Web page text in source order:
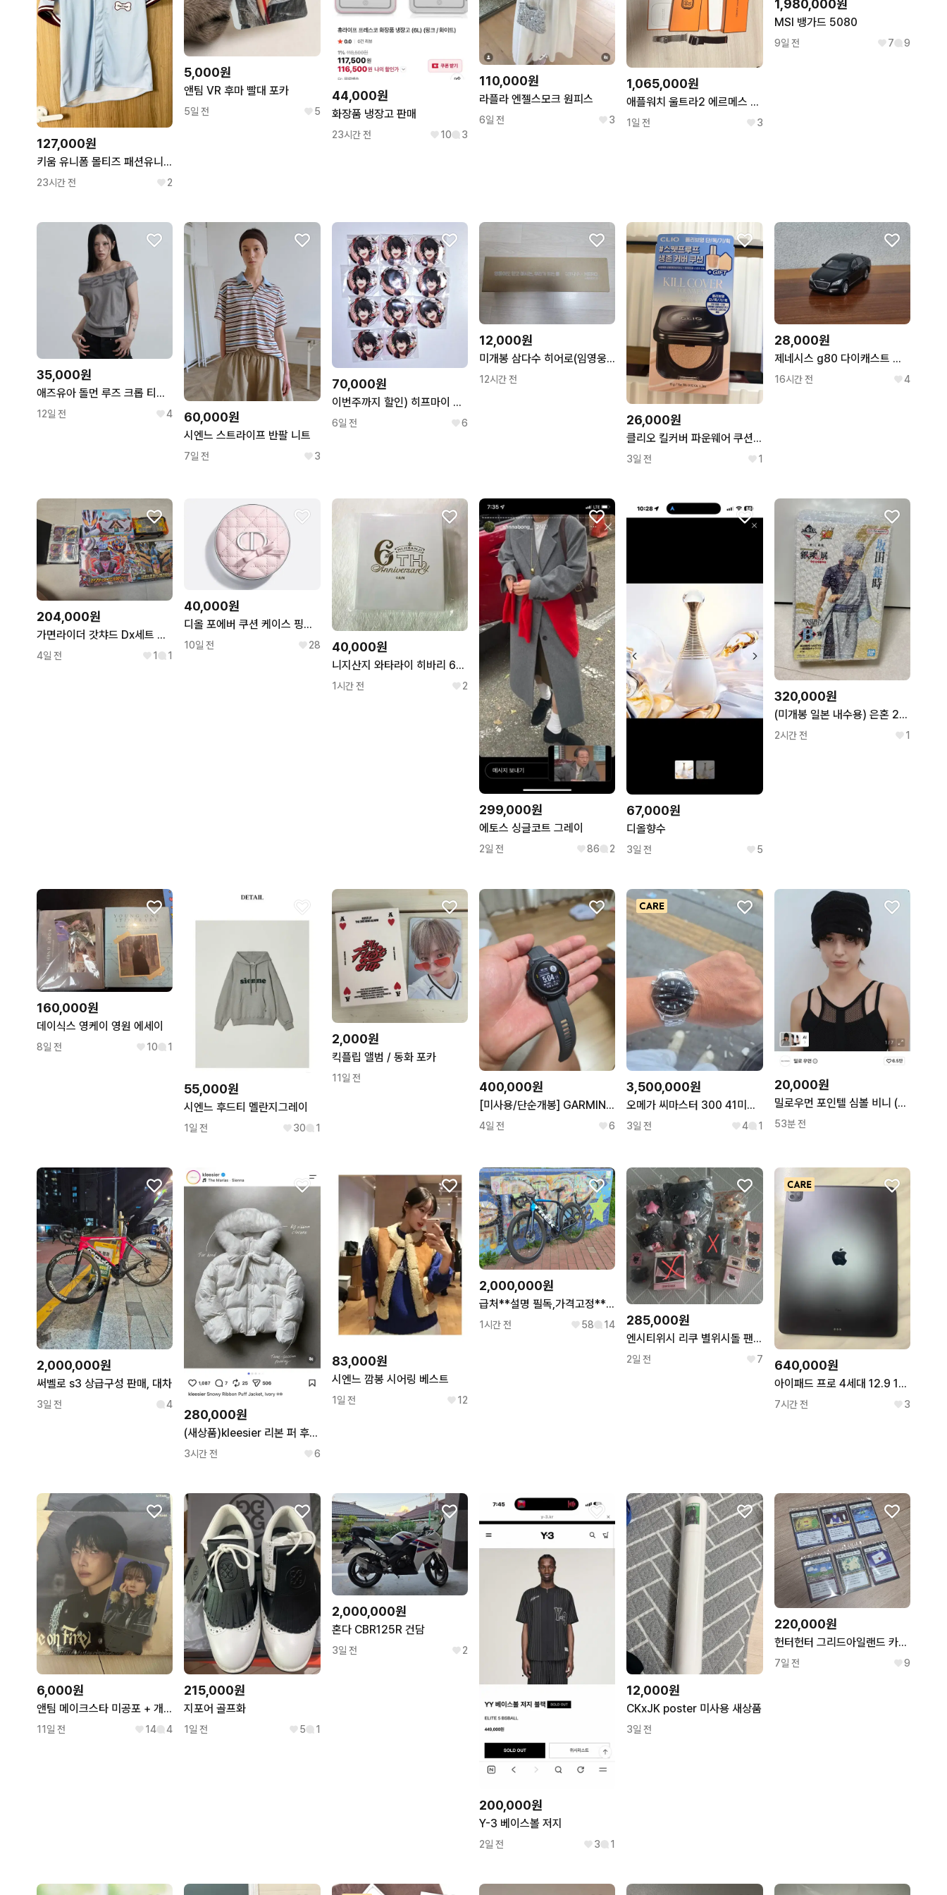
127,000원
키움 유니폼 몰티즈 패션유니폼 2XL
23시간 전 2
5,000원
앤팀 VR 후마 빨대 포카
5일 전 5
44,000원
화장품 냉장고 판매
23시간 전 10 3
110,000원
라플라 엔젤스모크 원피스
6일 전 3
1,065,000원
애플워치 울트라2 에르메스 에디션
1일 전 3
1,980,000원
MSI 뱅가드 5080
9일 전 7 9
35,000원
애즈유아 돌먼 루즈 크롭 티셔츠 다크 그레이
12일 전 4 60,000원
시엔느 스트라이프 반팔 니트
7일 전 3
70,000원
이번주까지 할인) 히프마이 이치로 플라바1 캔뱃지
6일 전 6
12,000원
미개봉 삼다수 히어로(임영웅) 포스터 팝니다.
12시간 전
26,000원
클리오 킬커버 파운웨어 쿠션 21N 리넨
3일 전 1
28,000원
제네시스 g80 다이캐스트 국산미니카
16시간 전 4
204,000원
가면라이더 갓챠드 Dx세트 및 케미 65종
4일 전 1 1
40,000원
디올 포에버 쿠션 케이스 핑크보우
10일 전 28 40,000원
니지산지 와타라이 히바리 6주년 로켓 팬던트 펜던트
1시간 전 2
299,000원
에토스 싱글코트 그레이
2일 전 86 2
67,000원
디올향수
3일 전 5
320,000원
(미개봉 일본 내수용) 은혼 20주년 제일복권 쿠지 b상 긴토키 팝니다~
2시간 전 1
160,000원
데이식스 영케이 영원 에세이
8일 전 10 1
55,000원
시엔느 후드티 멜란지그레이
1일 전 30 1
2,000원
킥플립 앨범 / 동화 포카
11일 전
400,000원
[미사용/단순개봉] GARMIN 가민 디센트 G1
4일 전 6
3,500,000원
오메가 씨마스터 300 41미리 2세대 검정
3일 전 4 1
20,000원
밀로우먼 포인텔 심볼 비니 (블랙)
53분 전
2,000,000원
써벨로 s3 상급구성 판매, 대차
3일 전 4
280,000원
(새상품)kleesier 리본 퍼 후드 패딩 아이보리
3시간 전 6
83,000원
시엔느 깜봉 시어링 베스트
1일 전 12
2,000,000원
급처**설명 필독,가격고정**트렉 에몬다 SL5 2021 급처합니다
1시간 전 58 14 285,000원
엔시티위시 리쿠 별위시돌 팬라이트 클리커 말랑 키링 카드스티커 프린스위시돌 쿠리
2일 전 7 640,000원
아이패드 프로 4세대 12.9 128기가
7시간 전 3
6,000원
앤팀 메이크스타 미공포 + 개인반
11일 전 14 4
215,000원
지포어 골프화
1일 전 5 1
2,000,000원
혼다 CBR125R 건담
3일 전 2
200,000원
Y-3 베이스볼 저지
2일 전 3 1
12,000원
CKxJK poster 미사용 새상품
3일 전
220,000원
헌터헌터 그리드아일랜드 카드 J상 I상 지배자의 축복 , 동행 일괄
7일 전 9